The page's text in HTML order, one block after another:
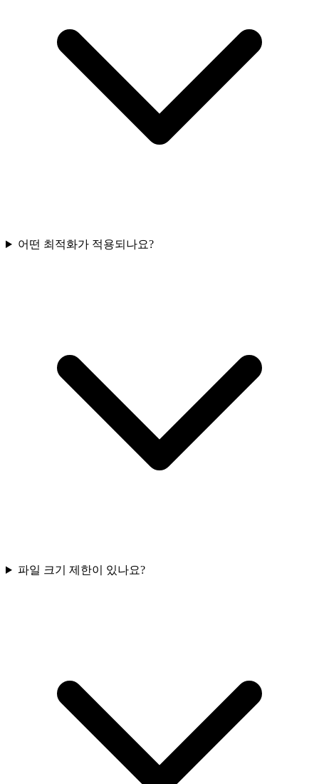
어떤 최적화가 적용되나요?
파일 크기 제한이 있나요?